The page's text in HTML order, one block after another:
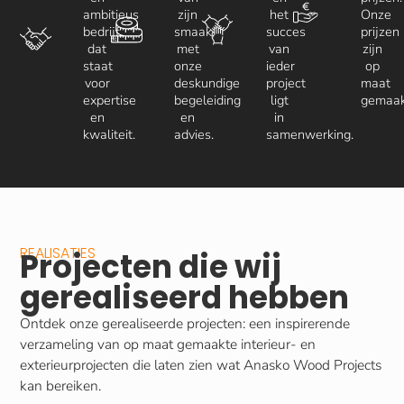
ambitieus
bedrijf
dat
staat
voor
expertise
en
kwaliteit.
zijn
smaak,
met
onze
deskundige
begeleiding
en
advies.
het
succes
van
ieder
project
ligt
in
samenwerking.
Onze
prijzen
zijn
op
maat
REALISATIES
Projecten die wij
gerealiseerd hebben
Ontdek onze gerealiseerde projecten: een inspirerende
verzameling van op maat gemaakte interieur- en
exterieurprojecten die laten zien wat Anasko Wood Projects
kan bereiken.